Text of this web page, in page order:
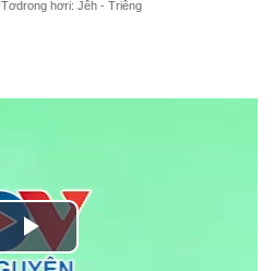
Tơdrong hơri: Jêh - Triêng
Play